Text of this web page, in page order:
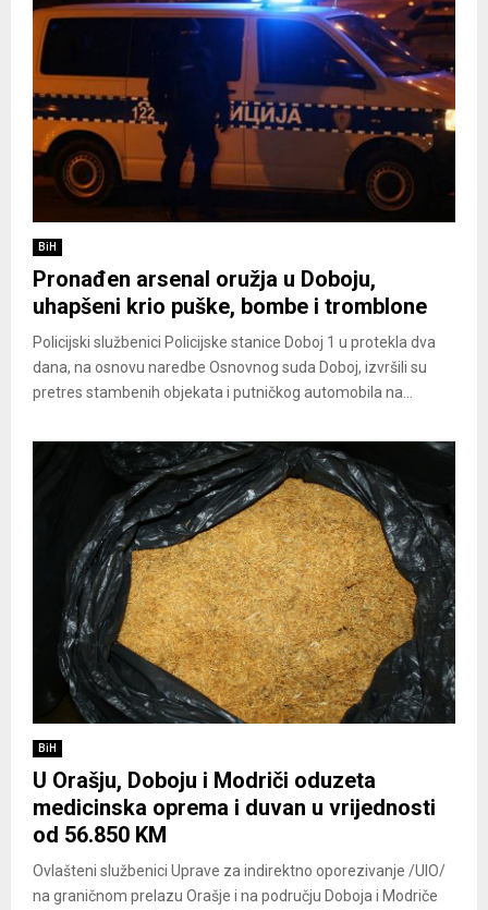
BiH
Pronađen arsenal oružja u Doboju,
uhapšeni krio puške, bombe i tromblone
Policijski službenici Policijske stanice Doboj 1 u protekla dva
dana, na osnovu naredbe Osnovnog suda Doboj, izvršili su
pretres stambenih objekata i putničkog automobila na...
BiH
U Orašju, Doboju i Modriči oduzeta
medicinska oprema i duvan u vrijednosti
od 56.850 KM
Ovlašteni službenici Uprave za indirektno oporezivanje /UIO/
na graničnom prelazu Orašje i na području Doboja i Modriče